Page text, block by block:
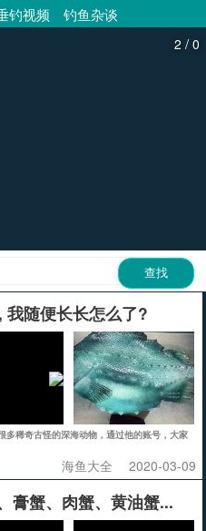
钓视频 钓鱼杂谈
2 / 0
随便长长怎么了?
多稀奇古怪的深海动物，通过他的账号，大家
海鱼大全 2020-03-09
膏蟹、肉蟹、黄油蟹...